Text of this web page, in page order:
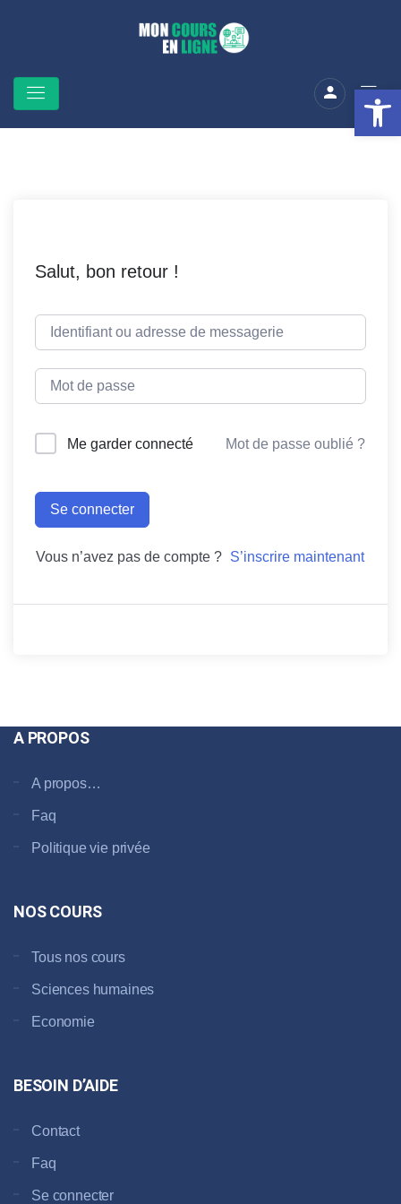
Salut, bon retour !
Me garder connecté Mot de passe oublié ?
Se connecter
Vous n’avez pas de compte ? S’inscrire maintenant
A PROPOS
A propos…
Faq
Politique vie privée
NOS COURS
Tous nos cours
Sciences humaines
Economie
BESOIN D’AIDE
Contact
Faq
Se connecter